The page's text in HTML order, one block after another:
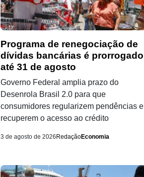
Programa de renegociação de
dívidas bancárias é prorrogado
até 31 de agosto
Governo Federal amplia prazo do
Desenrola Brasil 2.0 para que
consumidores regularizem pendências e
recuperem o acesso ao crédito
3 de agosto de 2026 RedaçãoEconomia